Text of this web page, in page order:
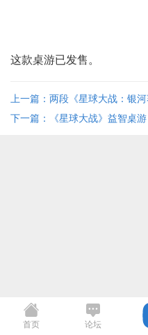
这款桌游已发售。
上一篇：两段《星球大战：银
下一篇：《星球大战》益智桌
首页 论坛